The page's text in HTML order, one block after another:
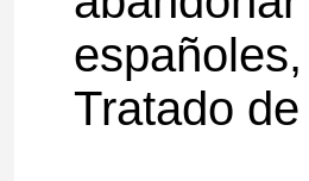
Tratado